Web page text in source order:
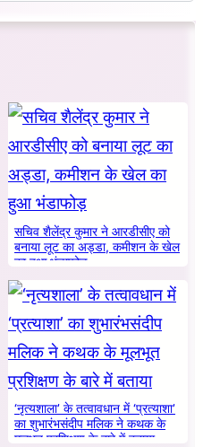
सचिव शैलेंद्र कुमार ने आरडीसीए को
बनाया लूट का अड्डा, कमीशन के खेल
का हुआ भंडाफोड़
‘नृत्यशाला’ के तत्वावधान में ‘प्रत्याशा’
का शुभारंभसंदीप मलिक ने कथक के
मूलभूत प्रशिक्षण के बारे में बताया